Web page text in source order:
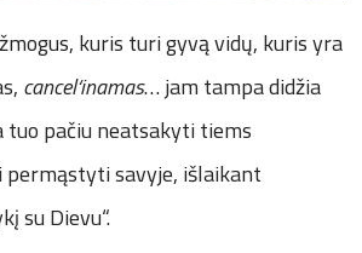
kuris turi gyvą vidų, kuris yra
cancel‘inamas… jam tampa didžia
tuo pačiu neatsakyti tiems
permąstyti savyje, išlaikant
su Dievu“.